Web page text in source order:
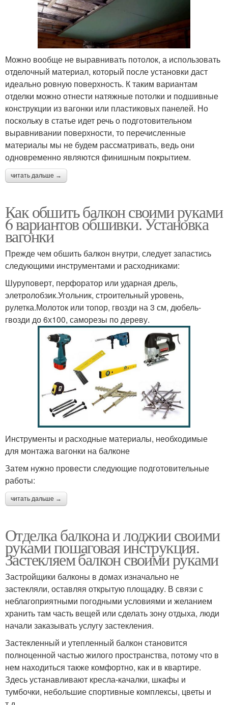
Можно вообще не выравнивать потолок, а использовать
отделочный материал, который после установки даст
идеально ровную поверхность. К таким вариантам
отделки можно отнести натяжные потолки и подшивные
конструкции из вагонки или пластиковых панелей. Но
поскольку в статье идет речь о подготовительном
выравнивании поверхности, то перечисленные
материалы мы не будем рассматривать, ведь они
одновременно являются финишным покрытием.
читать дальше →
Как обшить балкон своими руками
6 вариантов обшивки. Установка
вагонки
Прежде чем обшить балкон внутри, следует запастись
следующими инструментами и расходниками:
Шуруповерт, перфоратор или ударная дрель,
элетролобзик.Угольник, строительный уровень,
рулетка.Молоток или топор, гвозди на 3 см, дюбель-
гвозди до 6х100, саморезы по дереву.
Инструменты и расходные материалы, необходимые
для монтажа вагонки на балконе
Затем нужно провести следующие подготовительные
работы:
читать дальше →
Отделка балкона и лоджии своими
руками пошаговая инструкция.
Застекляем балкон своими руками
Застройщики балконы в домах изначально не
застекляли, оставляя открытую площадку. В связи с
неблагоприятными погодными условиями и желанием
хранить там часть вещей или сделать зону отдыха, люди
начали заказывать услугу застекления.
Застекленный и утепленный балкон становится
полноценной частью жилого пространства, потому что в
нем находиться также комфортно, как и в квартире.
Здесь устанавливают кресла-качалки, шкафы и
тумбочки, небольшие спортивные комплексы, цветы и